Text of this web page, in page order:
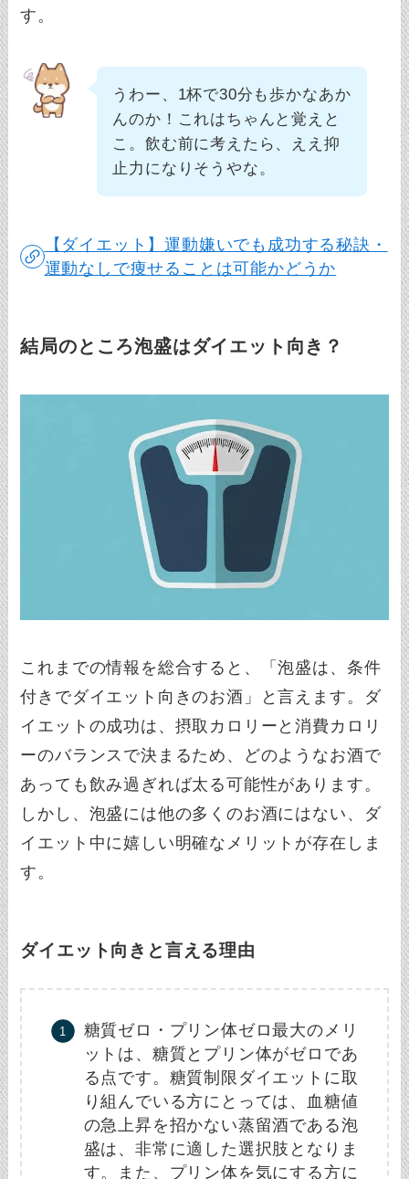
す。
うわー、1杯で30分も歩かなあか
んのか！これはちゃんと覚えと
こ。飲む前に考えたら、ええ抑
止力になりそうやな。
【ダイエット】運動嫌いでも成功する秘訣・
運動なしで痩せることは可能かどうか
結局のところ泡盛はダイエット向き？
これまでの情報を総合すると、「泡盛は、条件
付きでダイエット向きのお酒」と言えます。ダ
イエットの成功は、摂取カロリーと消費カロリ
ーのバランスで決まるため、どのようなお酒で
あっても飲み過ぎれば太る可能性があります。
しかし、泡盛には他の多くのお酒にはない、ダ
イエット中に嬉しい明確なメリットが存在しま
す。
ダイエット向きと言える理由
糖質ゼロ・プリン体ゼロ最大のメリ
ットは、糖質とプリン体がゼロであ
る点です。糖質制限ダイエットに取
り組んでいる方にとっては、血糖値
の急上昇を招かない蒸留酒である泡
盛は、非常に適した選択肢となりま
す。また、プリン体を気にする方に